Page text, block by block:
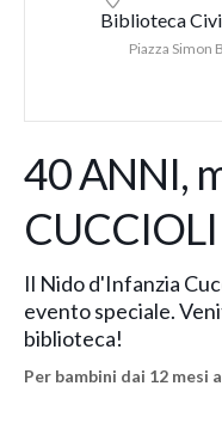
Biblioteca
Piazza Simon
40 ANNI,
CUCCIOLI
Il Nido d'Infanzia
evento speciale.
biblioteca!
Per bambini dai 12 mesi